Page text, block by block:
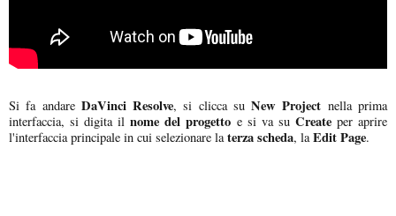
Si fa andare DaVinci Resolve, si clicca suNew Project nella prima
interfaccia, si digita ilnome del progetto e si va su Createper aprire
l'interfaccia principale in cui selezionare la terza scheda, la Edit Page.